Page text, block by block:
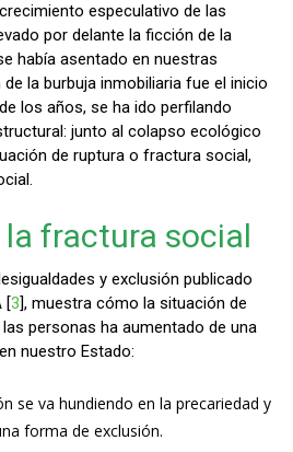
especulativo de las
por delante la ficción de la
había asentado en nuestras
la burbuja inmobiliaria fue el inicio
los años, se ha ido perfilando
junto al colapso ecológico
de ruptura o fractura social,
fractura social
y exclusión publicado
[3], muestra cómo la situación de
personas ha aumentado de una
nuestro Estado:
se va hundiendo en la precariedad y
forma de exclusión.